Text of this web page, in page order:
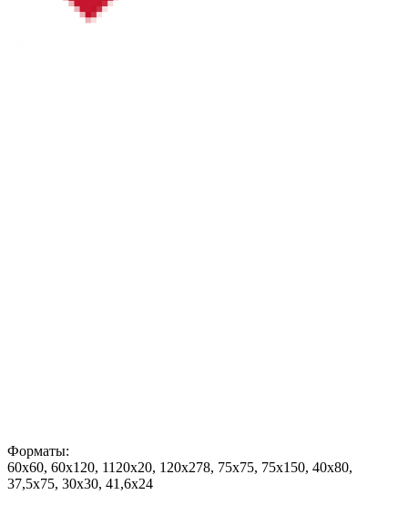
Форматы:
60x60, 60x120, 1120x20, 120x278, 75x75, 75x150, 40x80,
37,5x75, 30x30, 41,6x24